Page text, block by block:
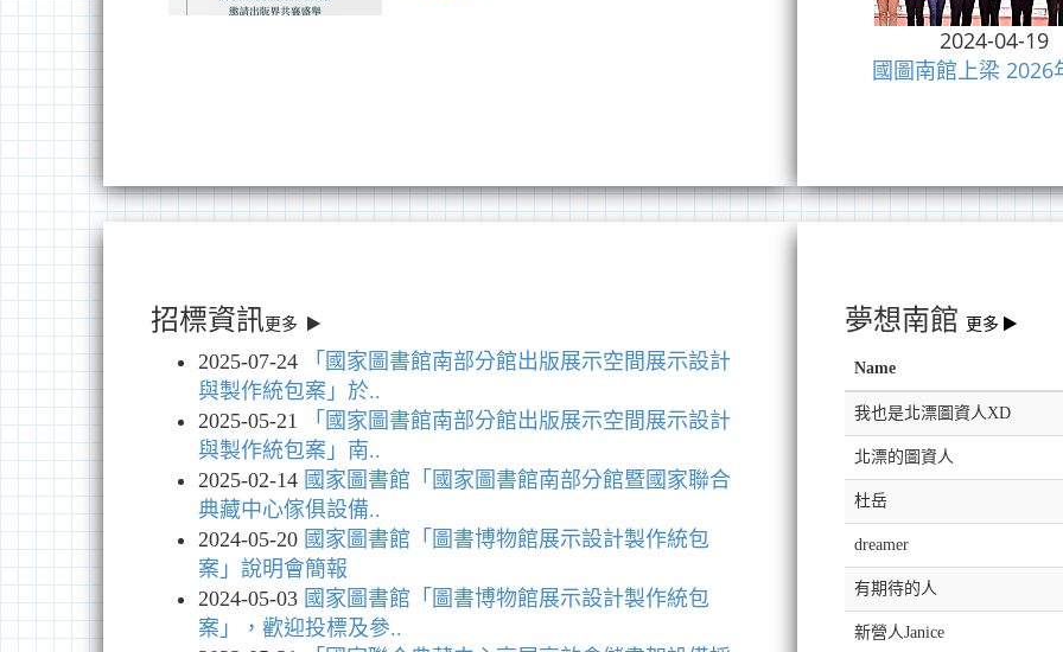
2024-04-19
國圖南館上梁 2026
招標資訊更多
2025-07-24
「國家圖書館南部分館出版展示空間展示設計
與製作統包案」於..
2025-05-21
「國家圖書館南部分館出版展示空間展示設計
與製作統包案」南..
2025-02-14 國家圖書館「國家圖書館南部分館暨國家聯合
典藏中心傢俱設備..
2024-05-20 國家圖書館「圖書博物館展示設計製作統包
案」說明會簡報
2024-05-03 國家圖書館「圖書博物館展示設計製作統包
案」，歡迎投標及參..
夢想南館 更多
Name
我也是北漂圖資人XD
北漂的圖資人
杜岳
dreamer
有期待的人
新營人Janice